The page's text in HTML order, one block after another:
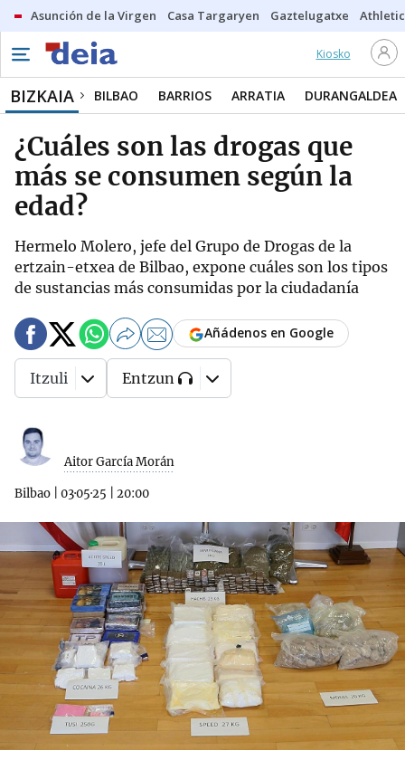
Asunción de la Virgen Casa Targaryen Gaztelugatxe Athletic
Kiosko
BIZKAIA BILBAO BARRIOS ARRATIA DURANGALDEA
¿Cuáles son las drogas que
más se consumen según la
edad?
Hermelo Molero, jefe del Grupo de Drogas de la
ertzain-etxea de Bilbao, expone cuáles son los tipos
de sustancias más consumidas por la ciudadanía
Aitor García Morán
Bilbao 03·05·25 20:00
Añádenos en Google
Itzuli Entzun